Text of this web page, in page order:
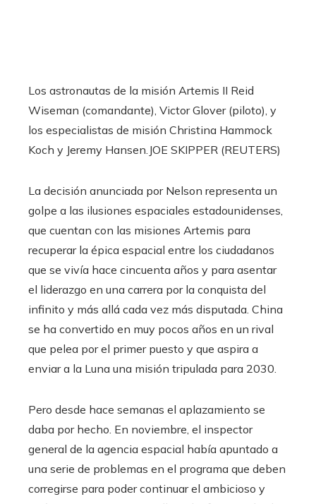
Los astronautas de la misión Artemis II Reid
Wiseman (comandante), Victor Glover (piloto), y
los especialistas de misión Christina Hammock
Koch y Jeremy Hansen. JOE SKIPPER (REUTERS)
La decisión anunciada por Nelson representa un
golpe a las ilusiones espaciales estadounidenses,
que cuentan con las misiones Artemis para
recuperar la épica espacial entre los ciudadanos
que se vivía hace cincuenta años y para asentar
el liderazgo en una carrera por la conquista del
infinito y más allá cada vez más disputada. China
se ha convertido en muy pocos años en un rival
que pelea por el primer puesto y que aspira a
enviar a la Luna una misión tripulada para 2030.
Pero desde hace semanas el aplazamiento se
daba por hecho. En noviembre, el inspector
general de la agencia espacial había apuntado a
una serie de problemas en el programa que deben
corregirse para poder continuar el ambicioso y